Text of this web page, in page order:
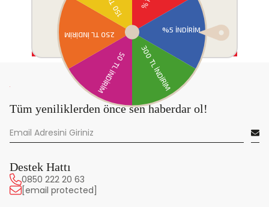
Tüm yeniliklerden önce sen haberdar ol!
Destek Hattı
0850 222 20 63
[email protected]